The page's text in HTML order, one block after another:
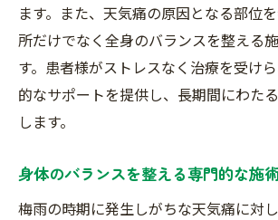
ます。また、天気痛の原因となる部位
所だけでなく全身のバランスを整える
す。患者様がストレスなく治療を受け
的なサポートを提供し、長期間にわた
します。
身体のバランスを整える専門的な施
梅雨の時期に発生しがちな天気痛に対